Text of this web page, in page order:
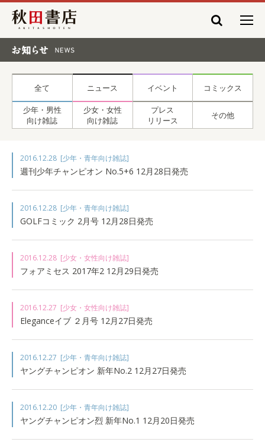
秋田書店
全て ニュース イベント コミックス
少年・男性
向け雑誌
少女・女性
向け雑誌
プレス
リリース
その他
2016.12.28 [少年・青年向け雑誌]
週刊少年チャンピオン No.5+6 12月28日発売
2016.12.28 [少年・青年向け雑誌]
GOLFコミック 2月号 12月28日発売
2016.12.28 [少女・女性向け雑誌]
フォアミセス 2017年2 12月29日発売
2016.12.27 [少女・女性向け雑誌]
Eleganceイブ ２月号 12月27日発売
2016.12.27 [少年・青年向け雑誌]
ヤングチャンピオン 新年No.2 12月27日発売
2016.12.20 [少年・青年向け雑誌]
ヤングチャンピオン烈 新年No.1 12月20日発売